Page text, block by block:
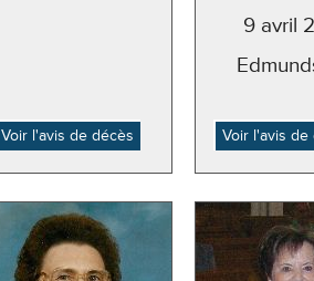
Voir l'avis de décès
9 avril
Voir l'avis de